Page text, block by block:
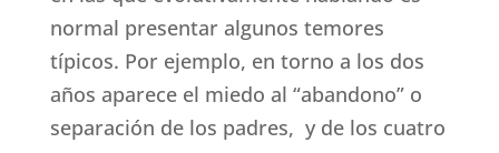
normal presentar algunos temores
típicos. Por ejemplo, en torno a los dos
años aparece el miedo al “abandono” o
separación de los padres, y de los cuatro